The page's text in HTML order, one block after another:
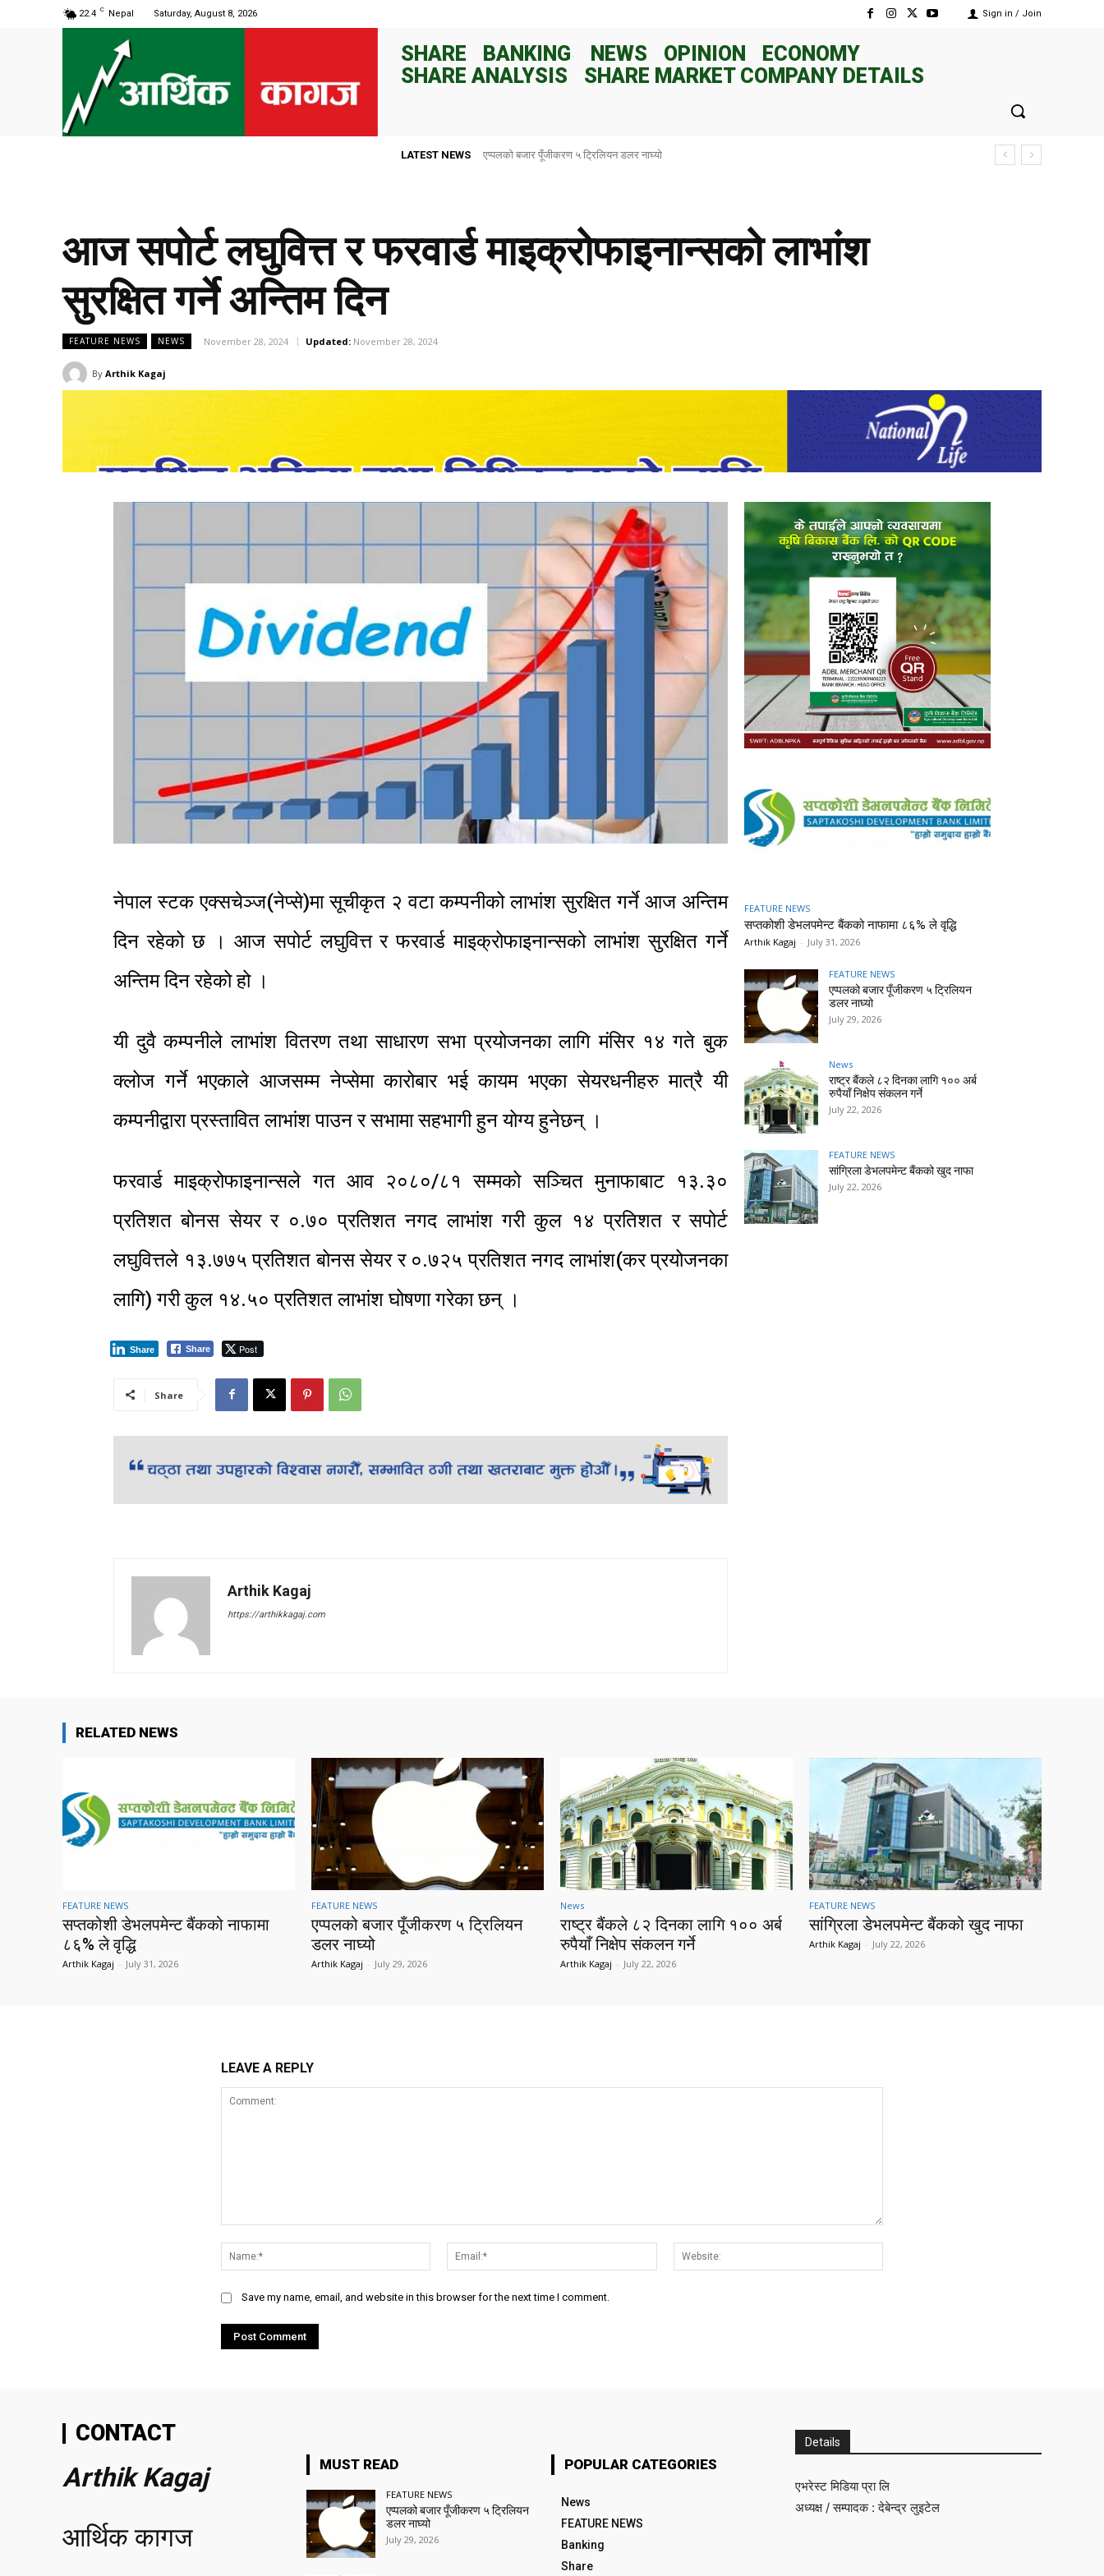
22.4 C Nepal Saturday, August 8, 2026 Sign in / Join
SHARE BANKING NEWS OPINION
ECONOMY
SHARE ANALYSIS
SHARE MARKET COMPANY DETAILS
LATEST NEWS राष्ट्र बैंकले ८२ दिनका लागि १०० अर्ब रुपैयाँ निक्षेप संकलन गर्ने
आज सपोर्ट लघुवित्त र फरवार्ड माइक्रोफाइनान्सको लाभांश
सुरक्षित गर्ने अन्तिम दिन
FEATURE NEWS NEWS November 28, 2024 Updated: November 28, 2024
By Arthik Kagaj
नेपाल स्टक एक्सचेञ्ज(नेप्से)मा सूचीकृत २ वटा कम्पनीको लाभांश सुरक्षित गर्ने आज अन्तिम
दिन रहेको छ । आज सपोर्ट लघुवित्त र फरवार्ड माइक्रोफाइनान्सको लाभांश सुरक्षित गर्ने
अन्तिम दिन रहेको हो ।
यी दुवै कम्पनीले लाभांश वितरण तथा साधारण सभा प्रयोजनका लागि मंसिर १४ गते बुक
क्लोज गर्ने भएकाले आजसम्म नेप्सेमा कारोबार भई कायम भएका सेयरधनीहरु मात्रै यी
कम्पनीद्वारा प्रस्तावित लाभांश पाउन र सभामा सहभागी हुन योग्य हुनेछन् ।
फरवार्ड माइक्रोफाइनान्सले गत आव २०८०/८१ सम्मको सञ्चित मुनाफाबाट १३.३०
प्रतिशत बोनस सेयर र ०.७० प्रतिशत नगद लाभांश गरी कुल १४ प्रतिशत र सपोर्ट
लघुवित्तले १३.७७५ प्रतिशत बोनस सेयर र ०.७२५ प्रतिशत नगद लाभांश(कर प्रयोजनका
लागि) गरी कुल १४.५० प्रतिशत लाभांश घोषणा गरेका छन् ।
Share Post
Share
Share
Arthik Kagaj
https://arthikkagaj.com
FEATURE NEWS
सप्तकोशी डेभलपमेन्ट बैंकको नाफामा ८६% ले वृद्धि
Arthik Kagaj - July 31, 2026
FEATURE NEWS
एप्पलको बजार पूँजीकरण ५ ट्रिलियन
डलर नाघ्यो
July 29, 2026
News
राष्ट्र बैंकले ८२ दिनका लागि १०० अर्ब
रुपैयाँ निक्षेप संकलन गर्ने
July 22, 2026
FEATURE NEWS
सांग्रिला डेभलपमेन्ट बैंकको खुद नाफा
July 22, 2026
RELATED NEWS
FEATURE NEWS
सप्तकोशी डेभलपमेन्ट बैंकको नाफामा
८६% ले वृद्धि
Arthik Kagaj - July 31, 2026
FEATURE NEWS
एप्पलको बजार पूँजीकरण ५ ट्रिलियन
डलर नाघ्यो
Arthik Kagaj - July 29, 2026
News
राष्ट्र बैंकले ८२ दिनका लागि १०० अर्ब
रुपैयाँ निक्षेप संकलन गर्ने
Arthik Kagaj - July 22, 2026
FEATURE NEWS
सांग्रिला डेभलपमेन्ट बैंकको खुद नाफा
Arthik Kagaj - July 22, 2026
LEAVE A REPLY
Name:*
Email:*
Save my name, email, and website in this browser for the next time I comment.
CONTACT
Arthik Kagaj
आर्थिक कागज
MUST READ
FEATURE NEWS
एप्पलको बजार पूँजीकरण ५ ट्रिलियन
डलर नाघ्यो
July 29, 2026
POPULAR CATEGORIES
News
FEATURE NEWS
Banking
Share
Details
एभरेस्ट मिडिया प्रा लि
अध्यक्ष / सम्पादक : देबेन्द्र लुइटेल